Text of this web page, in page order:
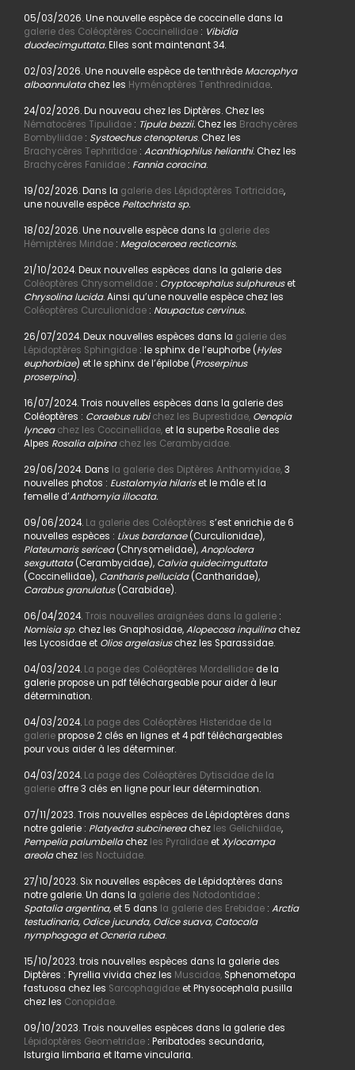
05/03/2026. Une nouvelle espèce de coccinelle dans la
galerie des Coléoptères Coccinellidae: Vibidia
duodecimguttata.Elles sont maintenant 34.
02/03/2026. Une nouvelle espèce de tenthrède Macrophya
alboannulatachez les Hyménoptères Tenthredinidae.
24/02/2026. Du nouveau chez les Diptères. Chez les
Nématocères Tipulidae: Tipula bezzii. Chez les Brachycères
Bombyliidae: Systoechus ctenopterus. Chez les
Brachycères Tephritidae: Acanthiophilus helianthi. Chez les
Brachycères Faniidae: Fannia coracina.
19/02/2026. Dans la galerie des Lépidoptères Tortricidae,
une nouvelle espèce Peltochrista sp.
18/02/2026. Une nouvelle espèce dans la galerie des
Hémiptères Miridae: Megaloceroea recticornis.
21/10/2024. Deux nouvelles espèces dans la galerie des
Coléoptères Chrysomelidae: Cryptocephalus sulphureuset
Chrysolina lucida. Ainsi qu’une nouvelle espèce chez les
Coléoptères Curculionidae : Naupactus cervinus.
26/07/2024. Deux nouvelles espèces dans la galerie des
Lépidoptères Sphingidae: le sphinx de l’euphorbe (Hyles
euphorbiae) et le sphinx de l’épilobe (Proserpinus
proserpina).
16/07/2024. Trois nouvelles espèces dans la galerie des
Coléoptères : Coraebus rubi chez les Buprestidae, Oenopia
lyncea chez les Coccinellidae,et la superbe Rosalie des
Alpes Rosalia alpina chez les Cerambycidae.
29/06/2024. Dans la galerie des Diptères Anthomyidae,3
nouvelles photos : Eustalomyia hilariset le mâle et la
femelle d’Anthomyia illocata.
09/06/2024.La galerie des Coléoptères s’est enrichie de 6
nouvelles espèces : Lixus bardanae(Curculionidae),
Plateumaris sericea(Chrysomelidae),Anoplodera
sexguttata(Cerambycidae), Calvia quidecimguttata
(Coccinellidae), Cantharis pellucida(Cantharidae),
Carabus granulatus(Carabidae).
06/04/2024.Trois nouvelles araignées dans la galerie:
Nomisia sp. chez les Gnaphosidae,Alopecosa inquilinachez
les Lycosidae et Olios argelasiuschez les Sparassidae.
04/03/2024. La page des Coléoptères Mordellidaede la
galerie propose un pdf téléchargeable pour aider à leur
détermination.
04/03/2024. La page des Coléoptères Histeridae de la
galeriepropose 2 clés en lignes et 4 pdf téléchargeables
pour vous aider à les déterminer.
04/03/2024. La page des Coléoptères Dytiscidae de la
galerieoffre 3 clés en ligne pour leur détermination.
07/11/2023. Trois nouvelles espèces de Lépidoptères dans
notre galerie : Platyedra subcinereachez les Gelichiidae,
Pempelia palumbellachez les PyralidaeetXylocampa
areolachez les Noctuidae.
27/10/2023. Six nouvelles espèces de Lépidoptères dans
notre galerie. Un dans la galerie des Notodontidae:
Spatalia argentina, et 5 dans la galerie des Erebidae: Arctia
testudinaria, Odice jucunda, Odice suava, Catocala
nymphogoga et Ocneria rubea.
15/10/2023. trois nouvelles espèces dans la galerie des
Diptères : Pyrellia vivida chez les Muscidae,Sphenometopa
fastuosa chez les Sarcophagidaeet Physocephala pusilla
chez les Conopidae.
09/10/2023. Trois nouvelles espèces dans la galerie des
Lépidoptères Geometridae: Peribatodes secundaria,
Isturgia limbaria et Itame vincularia.